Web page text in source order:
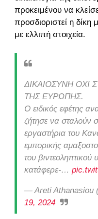
προκειμένου να
προσδιοριστεί η δίκη
με ελλιπή στοιχεία.
ΔΙΚΑΙΟΣΥΝΗ ΟΧΙ
ΤΗΣ ΕΥΡΩΠΗΣ.
Ο ειδικός εφέτης
ζήτησε να σταλούν
εργαστήρια του
εμπορικής
του
κατάφερε-…
— Areti Athanasiou
19, 2024